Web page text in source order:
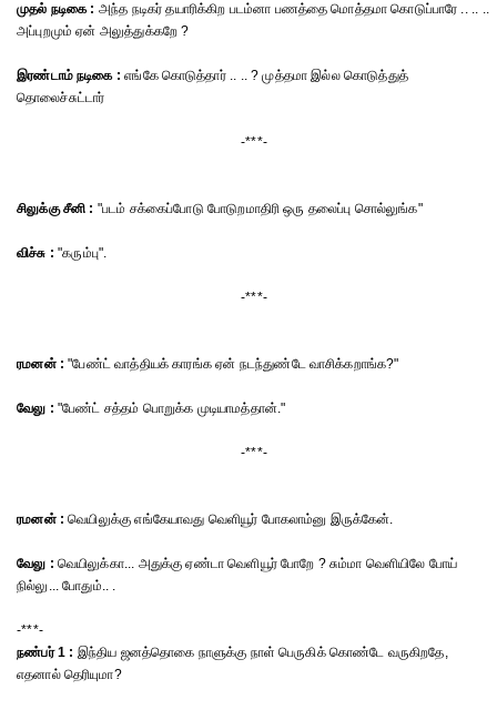
முதல் நடிகை : அந்த நடிகர் தயாரிக்கிற படம்னா பணத்தை மொத்தமா கொடுப்பாரே .. .. ..
அப்புறமும் ஏன் அலுத்துக்கறே ?
இரண்டாம் நடிகை :எங்கே கொடுத்தார் .. .. ? முத்தமா இல்ல கொடுத்துத்
தொலைச்சுட்டார்
-***-
சிலுக்கு சீனி : "படம் சக்கைப்போடு போடுறமாதிரி ஒரு தலைப்பு சொல்லுங்க"
விச்சு :"கரும்பு".
-***-
ரமனன் :"பேண்ட் வாத்தியக் காரங்க ஏன் நடந்துண்டே வாசிக்கறாங்க?"
வேலு : "பேண்ட் சத்தம் பொறுக்க முடியாமத்தான்."
-***-
ரமனன் :வெயிலுக்கு எங்கேயாவது வெளியூர் போகலாம்னு இருக்கேன்.
வேலு : வெயிலுக்கா... அதுக்கு ஏண்டா வெளியூர் போறே ? சும்மா வெளியிலே போய்
நில்லு... போதும்.. .
-***-
நண்பர் 1 : இந்திய ஜனத்தொகை நாளுக்கு நாள் பெருகிக் கொண்டே வருகிறதே,
எதனால் தெரியுமா?